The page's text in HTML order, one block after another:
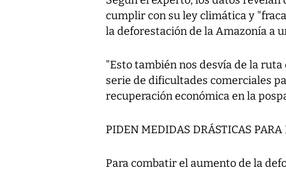
cumplir con su ley climática y
la deforestación de la Amazonía a
"Esto también nos desvía de la
serie de dificultades comerciales
recuperación económica en la
PIDEN MEDIDAS DRÁSTICAS
Para combatir el aumento de la